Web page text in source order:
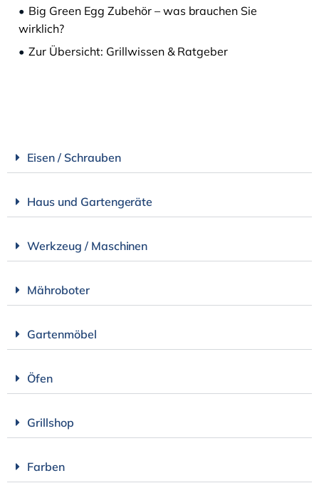
Big Green Egg Zubehör – was brauchen Sie
wirklich?
Zur Übersicht: Grillwissen & Ratgeber
Eisen / Schrauben
Haus und Gartengeräte
Werkzeug / Maschinen
Mähroboter
Gartenmöbel
Öfen
Grillshop
Farben